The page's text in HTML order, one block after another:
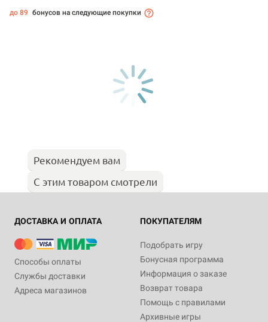
до 89 бонусов на следующие покупки
Рекомендуем вам
С этим товаром смотрели
ДОСТАВКА И ОПЛАТА
Способы оплаты
Службы доставки
Адреса магазинов
ПОКУПАТЕЛЯМ
Подобрать игру
Бонусная программа
Информация о заказе
Возврат товара
Помощь с правилами
Архивные игры